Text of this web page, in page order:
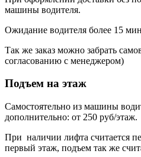
машины водителя.
Ожидание водителя более 15
Так же заказ можно забрать
согласованию с менеджером)
Подъем на этаж
Самостоятельно из машины
дополнительно: от 250 руб/этаж.
При наличии лифта считается
первый этаж, подъем так же